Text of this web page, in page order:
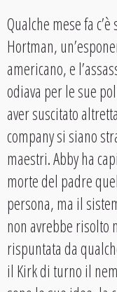
Qualche mese fa
Hortman,
americano, e
odiava per le sue
aver suscitato
company si siano
maestri. Abby ha
morte del padre
persona, ma il
non avrebbe risolto
rispuntata da
il Kirk di turno il